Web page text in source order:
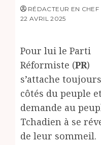
RÉDACTEUR EN CHEF
22 AVRIL 2025
Pour lui le Parti
Réformiste (PR)
s’attache
côtés du peuple et
demande au
Tchadien à se
de leur sommeil.